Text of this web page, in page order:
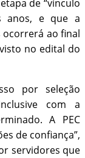
de “vínculo
anos, e que a
ocorrerá ao final
no edital do
por seleção
com a
A PEC
de confiança”,
servidores que